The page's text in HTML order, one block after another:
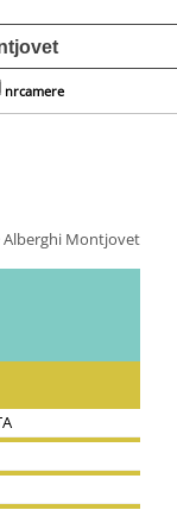
nrcamere
Alberghi Montjovet